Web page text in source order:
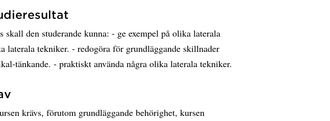
skall den studerande kunna: - ge exempel på olika laterala
laterala tekniker. - redogöra för grundläggande skillnader
tänkande. - praktiskt använda några olika laterala tekniker.
krävs, förutom grundläggande behörighet, kursen